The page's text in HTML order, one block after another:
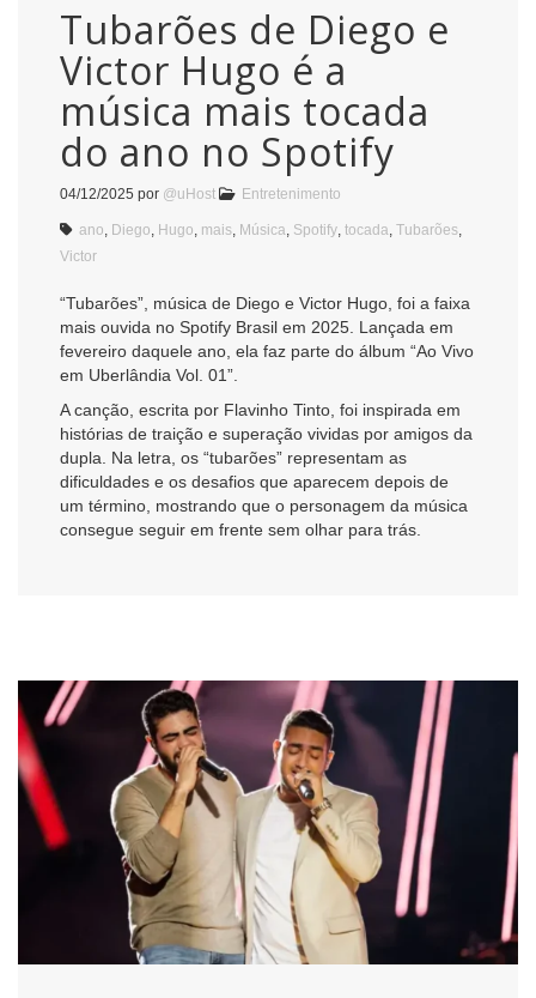
Tubarões de Diego e
Victor Hugo é a
música mais tocada
do ano no Spotify
04/12/2025 por @uHost Entretenimento
ano Diego Hugo mais Música Spotify tocada Tubarões
Victor
“Tubarões”, música de Diego e Victor Hugo, foi a faixa
mais ouvida no Spotify Brasil em 2025. Lançada em
fevereiro daquele ano, ela faz parte do álbum “Ao Vivo
em Uberlândia Vol. 01”.
A canção, escrita por Flavinho Tinto, foi inspirada em
histórias de traição e superação vividas por amigos da
dupla. Na letra, os “tubarões” representam as
dificuldades e os desafios que aparecem depois de
um término, mostrando que o personagem da música
consegue seguir em frente sem olhar para trás.